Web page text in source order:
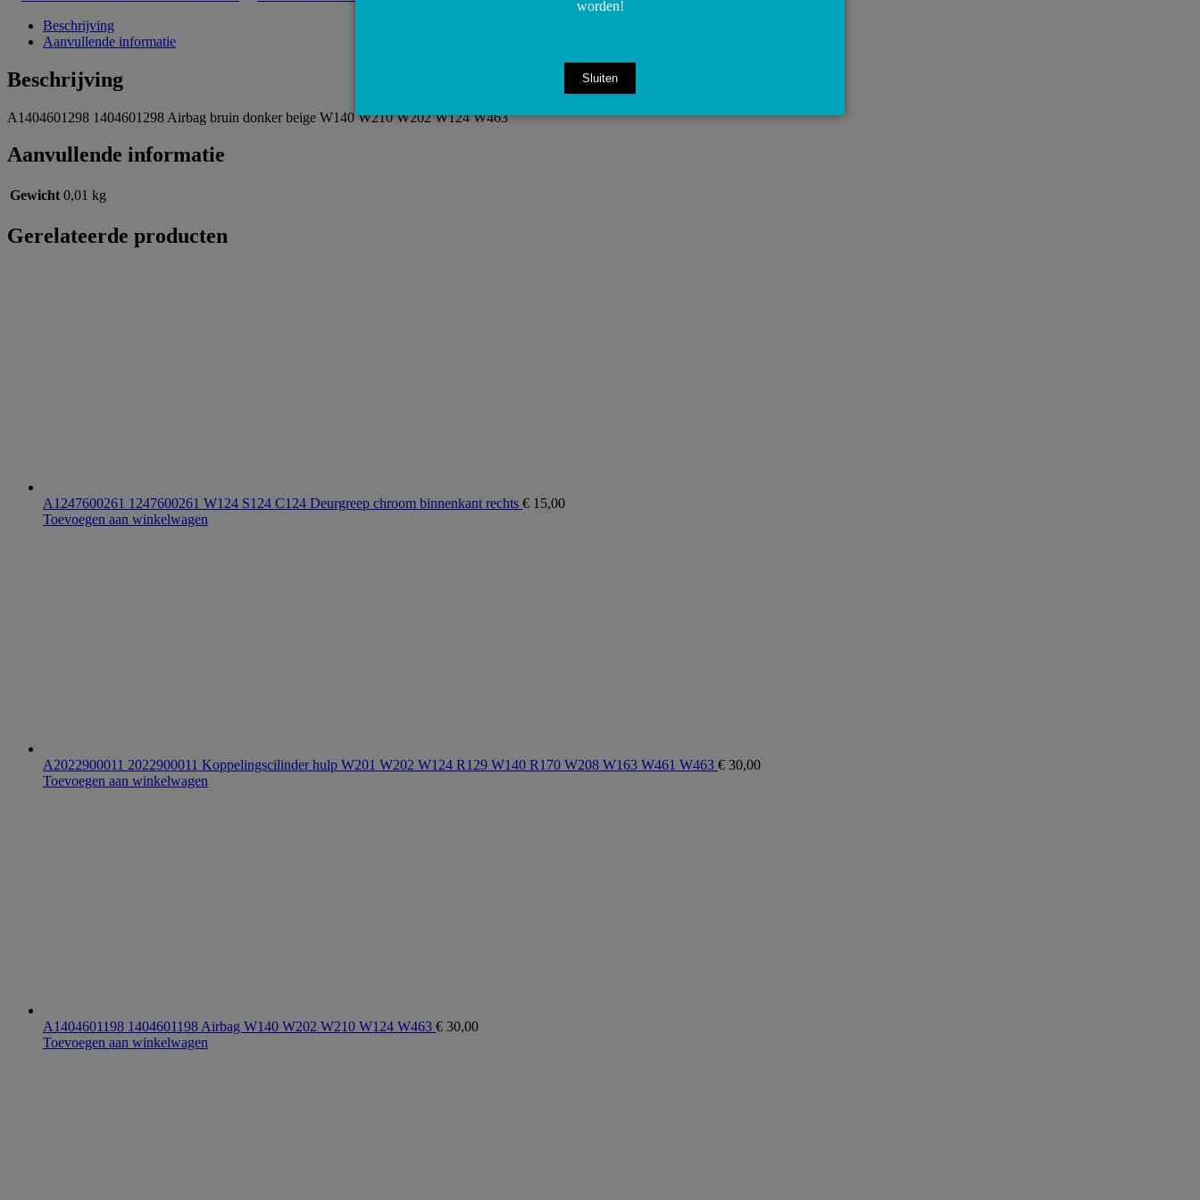
Beschrijving
Aanvullende informatie
Beschrijving
A1404601298 1404601298 Airbag bruin donker beige W140 W210 W202 W124 W463
Aanvullende informatie
Gewicht 0,01 kg
Gerelateerde producten
A1247600261 1247600261 W124 S124 C124 Deurgreep chroom binnenkant rechts € 15,00
Toevoegen aan winkelwagen
A2022900011 2022900011 Koppelingscilinder hulp W201 W202 W124 R129 W140 R170 W208 W163 W461 W463 € 30,00
Toevoegen aan winkelwagen
A1404601198 1404601198 Airbag W140 W202 W210 W124 W463 € 30,00
Toevoegen aan winkelwagen
worden!
Sluiten